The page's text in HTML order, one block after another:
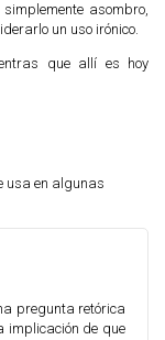
asombro,
un uso irónico.
que allí es hoy
usa en algunas
pregunta retórica
implicación de que